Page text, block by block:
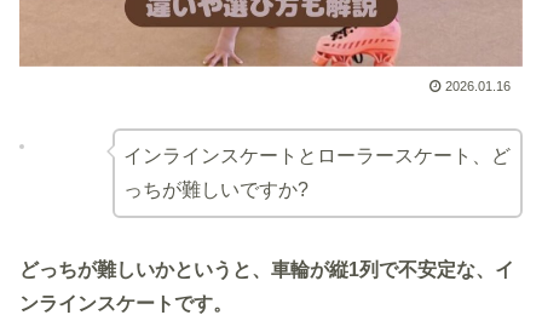
2026.01.16
インラインスケートとローラースケート、ど
っちが難しいですか?
どっちが難しいかというと、車輪が縦1列で不安定な、イ
ンラインスケートです。